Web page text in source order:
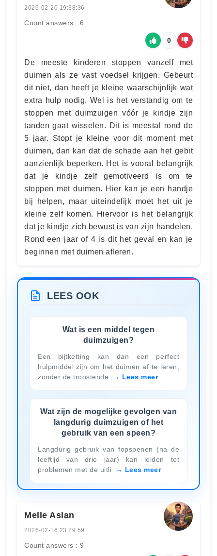
2026-02-20 19:38:36
Count answers : 6
0
De meeste kinderen stoppen vanzelf met
duimen als ze vast voedsel krijgen. Gebeurt
dit niet, dan heeft je kleine waarschijnlijk wat
extra hulp nodig. Wel is het verstandig om te
stoppen met duimzuigen vóór je kindje zijn
tanden gaat wisselen. Dit is meestal rond de
5 jaar. Stopt je kleine voor dit moment met
duimen, dan kan dat de schade aan het gebit
aanzienlijk beperken. Het is vooral belangrijk
dat je kindje zelf gemotiveerd is om te
stoppen met duimen. Hier kan je een handje
bij helpen, maar uiteindelijk moet het uit je
kleine zelf komen. Hiervoor is het belangrijk
dat je kindje zich bewust is van zijn handelen.
Rond een jaar of 4 is dit het geval en kan je
beginnen met duimen afleren.
LEES OOK
Wat is een middel tegen
duimzuigen?
Een bijtketting kan dan een perfect
hulpmiddel zijn om het duimen af te leren,
zonder de troostende
Lees meer
Wat zijn de mogelijke gevolgen van
langdurig duimzuigen of het
gebruik van een speen?
Langdurig gebruik van fopspenen (na de
leeftijd van drie jaar) kan leiden tot
problemen met de uitli
Lees meer
Melle Aslan
2026-02-16 23:29:59
Count answers : 9